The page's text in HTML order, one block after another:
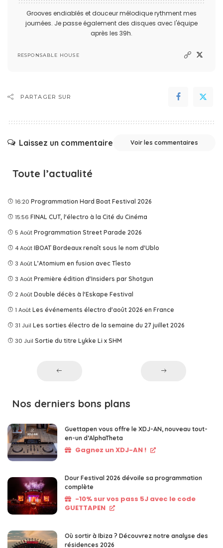
Grooves endiablés et douceur mélodique rythment mes
journées. Je passe également des disques avec l'équipe
après les 39h.
RESPONSABLE HOUSE
PARTAGER SUR
Laissez un commentaire Voir les commentaires
Toute l’actualité
16:20 Programmation Hard Boat Festival 2026
15:56 FINAL CUT, l'électro à la Cité du Cinéma
5 Août Programmation Street Parade 2026
4 Août IBOAT Bordeaux renaît sous le nom d'Ublo
3 Août L’Atomium en fusion avec Tîesto
3 Août Première édition d'Insiders par Shotgun
2 Août Double décès à l'Eskape Festival
1 Août Les événements électro d'août 2026 en France
31 Juil Les sorties électro de la semaine du 27 juillet 2026
30 Juil Sortie du titre Lykke Li x SHM
Nos derniers bons plans
Guettapen vous offre le XDJ-AN, nouveau tout-
en-un d’AlphaTheta
Gagnez un XDJ-AN !
Dour Festival 2026 dévoile sa programmation
complète
-10% sur vos pass 5J avec le code
GUETTAPEN
Où sortir à Ibiza ? Découvrez notre analyse des
résidences 2026